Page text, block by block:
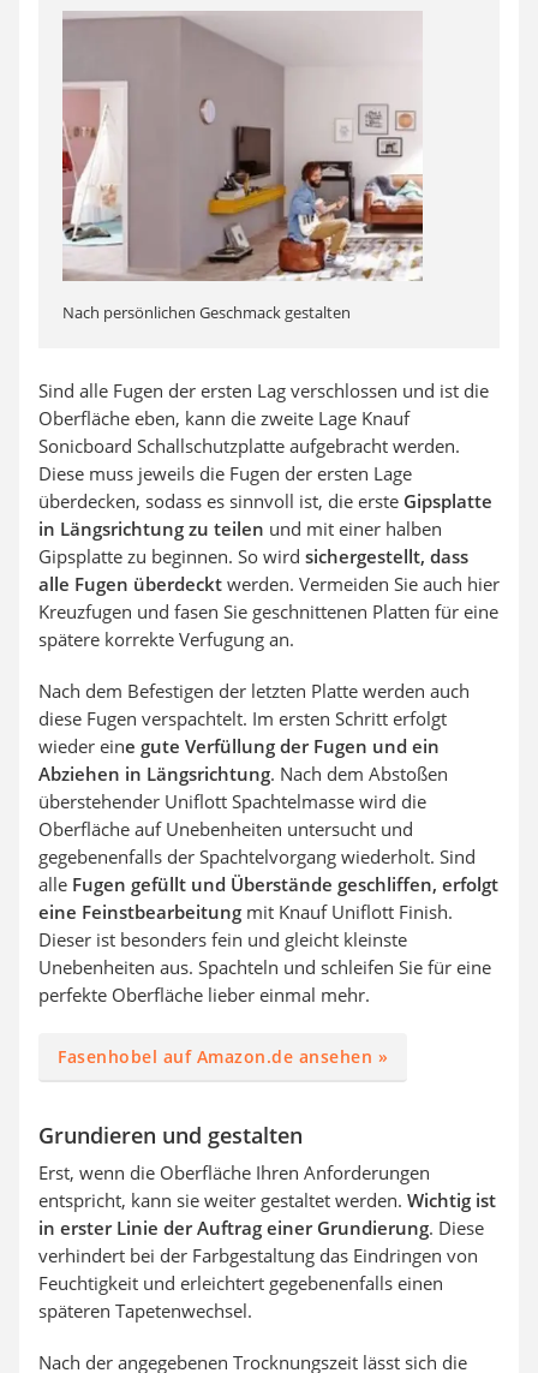
Nach persönlichen Geschmack gestalten
Sind alle Fugen der ersten Lag verschlossen und ist die
Oberfläche eben, kann die zweite Lage Knauf
Sonicboard Schallschutzplatte aufgebracht werden.
Diese muss jeweils die Fugen der ersten Lage
überdecken, sodass es sinnvoll ist, die erste Gipsplatte
in Längsrichtung zu teilen und mit einer halben
Gipsplatte zu beginnen. So wird sichergestellt, dass
alle Fugen überdeckt werden. Vermeiden Sie auch hier
Kreuzfugen und fasen Sie geschnittenen Platten für eine
spätere korrekte Verfugung an.
Nach dem Befestigen der letzten Platte werden auch
diese Fugen verspachtelt. Im ersten Schritt erfolgt
wieder eine gute Verfüllung der Fugen und ein
Abziehen in Längsrichtung. Nach dem Abstoßen
überstehender Uniflott Spachtelmasse wird die
Oberfläche auf Unebenheiten untersucht und
gegebenenfalls der Spachtelvorgang wiederholt. Sind
alle Fugen gefüllt und Überstände geschliffen, erfolgt
eine Feinstbearbeitung mit Knauf Uniflott Finish.
Dieser ist besonders fein und gleicht kleinste
Unebenheiten aus. Spachteln und schleifen Sie für eine
perfekte Oberfläche lieber einmal mehr.
Fasenhobel auf Amazon.de ansehen »
Grundieren und gestalten
Erst, wenn die Oberfläche Ihren Anforderungen
entspricht, kann sie weiter gestaltet werden. Wichtig ist
in erster Linie der Auftrag einer Grundierung. Diese
verhindert bei der Farbgestaltung das Eindringen von
Feuchtigkeit und erleichtert gegebenenfalls einen
späteren Tapetenwechsel.
Nach der angegebenen Trocknungszeit lässt sich die